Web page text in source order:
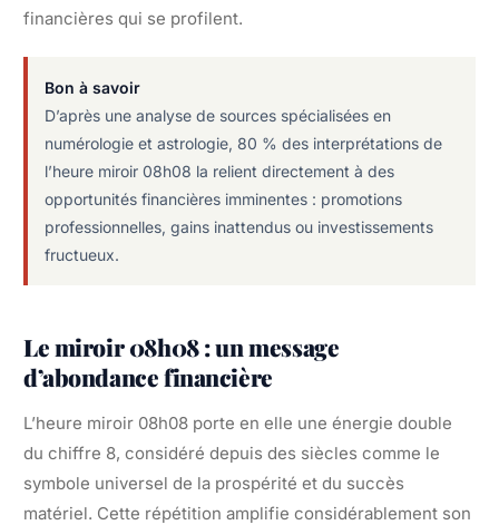
financières qui se profilent.
Bon à savoir
D’après une analyse de sources spécialisées en
numérologie et astrologie, 80 % des interprétations de
l’heure miroir 08h08 la relient directement à des
opportunités financières imminentes : promotions
professionnelles, gains inattendus ou investissements
fructueux.
Le miroir 08h08 : un message
d’abondance financière
L’heure miroir 08h08 porte en elle une énergie double
du chiffre 8, considéré depuis des siècles comme le
symbole universel de la prospérité et du succès
matériel. Cette répétition amplifie considérablement son